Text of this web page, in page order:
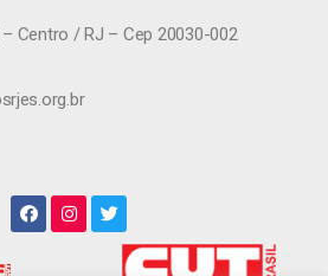
Centro / RJ – Cep 20030-002